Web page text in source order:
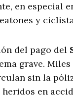
en especial
y
del pago del
grave. Miles
sin la
en